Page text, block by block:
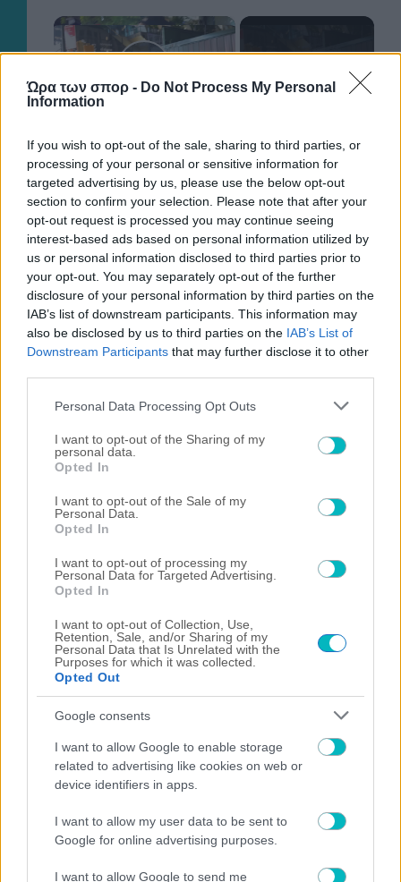
Ώρα των σπορ - Do Not Process My Personal
Information
If you wish to opt-out of the sale, sharing to third parties, or
processing of your personal or sensitive information for
targeted advertising by us, please use the below opt-out
section to confirm your selection. Please note that after your
opt-out request is processed you may continue seeing
interest-based ads based on personal information utilized by
us or personal information disclosed to third parties prior to
your opt-out. You may separately opt-out of the further
disclosure of your personal information by third parties on the
IAB’s list of downstream participants. This information may
also be disclosed by us to third parties on the IAB’s List of
Downstream Participants that may further disclose it to other
Please note that this website/app uses one or more Google
not limited to your visit or usage behaviour. You may click to
grant or deny consent to Google and its third-party tags to
use your data for below specified purposes in below Google
consent section.
Personal Data Processing Opt Outs
I want to opt-out of the Sharing of my
personal data.
Opted In
I want to opt-out of the Sale of my
Personal Data.
Opted In
I want to opt-out of processing my
Personal Data for Targeted Advertising.
Opted In
I want to opt-out of Collection, Use,
Retention, Sale, and/or Sharing of my
Personal Data that Is Unrelated with the
Purposes for which it was collected.
Opted Out
Google consents
I want to allow Google to enable storage
related to advertising like cookies on web or
device identifiers in apps.
I want to allow my user data to be sent to
Google for online advertising purposes.
I want to allow Google to send me
×
Play Video
P
l
a
y
V
i
d
e
o
US: Scuffles break out between Knicks fans, police during championship celebrations.
Watch
on
US: Scuffles break out between Knicks fans,
police during championship celebrations.
Στις καθυστερήσεις ο Ολυμπιακός βρήκε δίχτυα
οφσάιντ του Ιρανού στην αρχή της φάσης.
Ολυμπιακός
ΠΑΟΚ